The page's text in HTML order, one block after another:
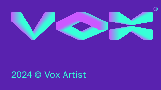
2024 © Vox Artist